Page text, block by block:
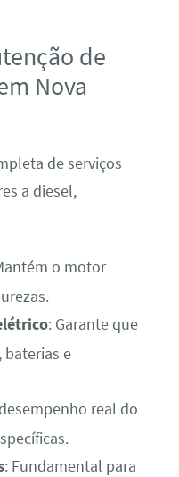
de
Nova
de serviços
a diesel,
o motor
: Garante que
baterias e
real do
: Fundamental para